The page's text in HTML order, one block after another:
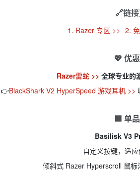
🔗链
1. Razer 专区 >> 2.
💖 优
Razer雷蛇 >>全球专业的
👉BlackShark V2 HyperSpeed 游戏耳机 >>
🟩 单
Basilisk V3
自定义按键，适应
倾斜式 Razer Hyperscroll 鼠标